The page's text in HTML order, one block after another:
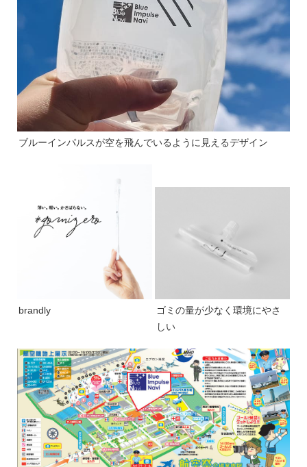
ブルーインパルスが空を飛んでいるように見えるデザイン
brandly
ゴミの量が少なく環境にやさ
しい